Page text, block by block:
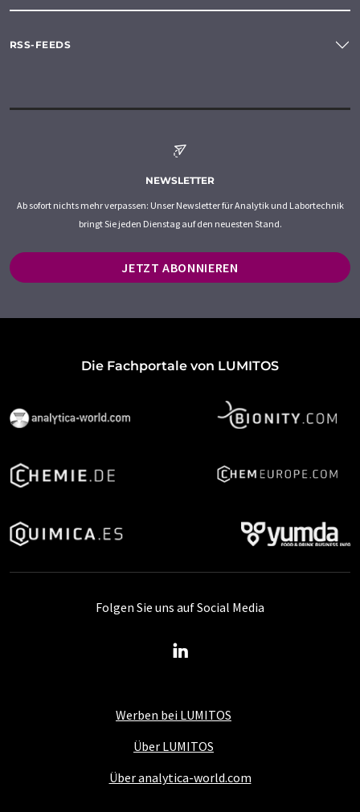
RSS-FEEDS
NEWSLETTER
Ab sofort nichts mehr verpassen: Unser Newsletter für Analytik und Labortechnik
bringt Sie jeden Dienstag auf den neuesten Stand.
JETZT ABONNIEREN
Die Fachportale von LUMITOS
Werben bei LUMITOS
Über LUMITOS
Über analytica-world.com
Folgen Sie uns auf Social Media